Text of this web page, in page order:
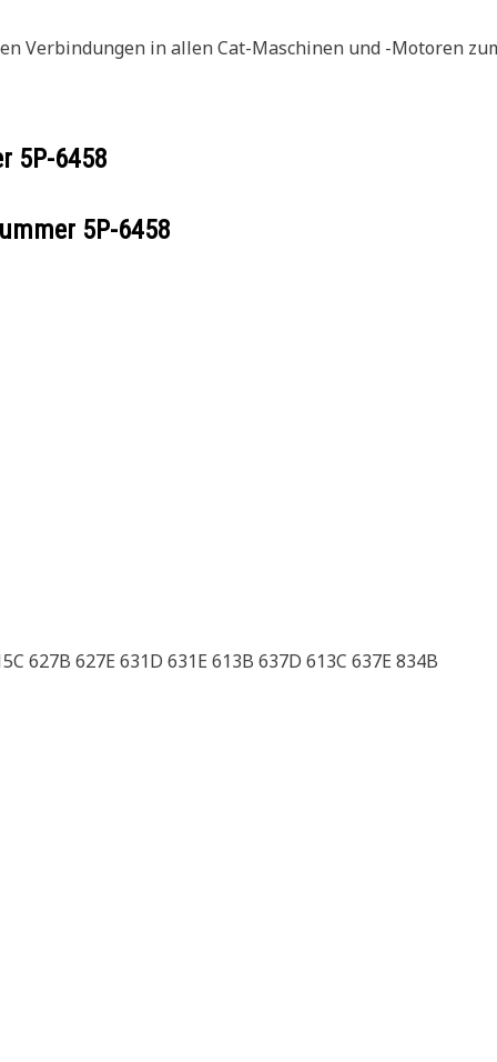
Verbindungen in allen Cat-Maschinen und -Motoren
5P-6458
5P-6458
627B 627E 631D 631E 613B 637D 613C 637E 834B